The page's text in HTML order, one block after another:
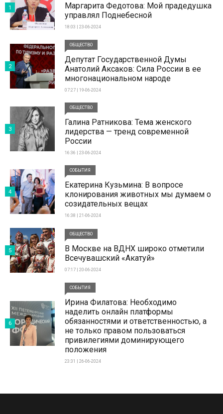
Маргарита Федотова: Мой прадедушка
управлял Поднебесной
18:03 | 23-06-2024
1
ОБЩЕСТВО
Депутат Государственной Думы
Анатолий Аксаков: Сила России в ее
многонациональном народе
07:27 | 19-06-2024
2
ОБЩЕСТВО
Галина Ратникова: Тема женского
лидерства — тренд современной
России
16:36 | 23-06-2024
3
СОБЫТИЯ
Екатерина Кузьмина: В вопросе
клонирования животных мы думаем о
созидательных вещах
16:38 | 21-06-2024
4
ОБЩЕСТВО
В Москве на ВДНХ широко отметили
Всечувашский «Акатуй»
07:17 | 20-06-2024
5
СОБЫТИЯ
Ирина Филатова: Необходимо
наделить онлайн платформы
обязанностями и ответственностью, а
не только правом пользоваться
привилегиями доминирующего
положения
23:31 | 26-06-2024
6